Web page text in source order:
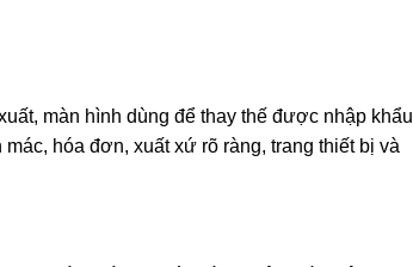
màn hình dùng để thay thế được nhập khẩu
hóa đơn, xuất xứ rõ ràng, trang thiết bị và